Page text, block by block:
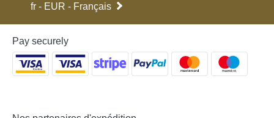
fr - EUR - Français
Pay securely